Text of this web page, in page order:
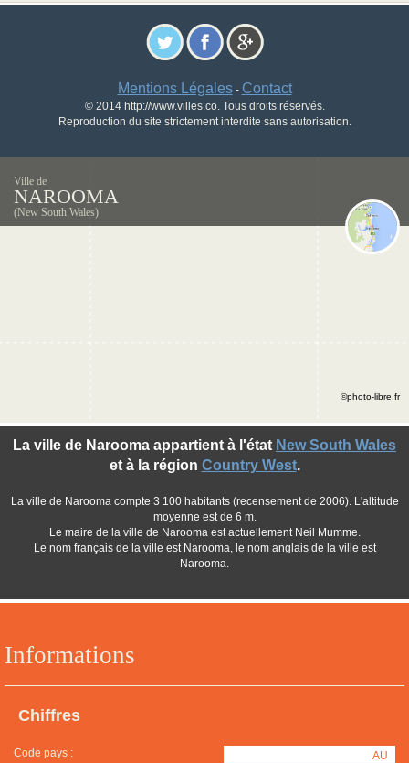
Mentions Légales- Contact
© 2014 http://www.villes.co. Tous droits réservés.
Reproduction du site strictement interdite sans autorisation.
Ville de
NAROOMA
(New South Wales)
Informations
Chiffres
Code pays : AU
La ville de Narooma appartient à l'état New South Wales
et à la région Country West.
La ville de Narooma compte 3 100 habitants (recensement de 2006). L'altitude
moyenne est de 6 m.
Le maire de la ville de Narooma est actuellement Neil Mumme.
Le nom français de la ville est Narooma, le nom anglais de la ville est
Narooma.
©photo-libre.fr